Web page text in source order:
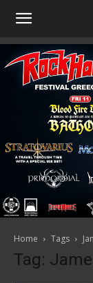
Home Tags
Tag: